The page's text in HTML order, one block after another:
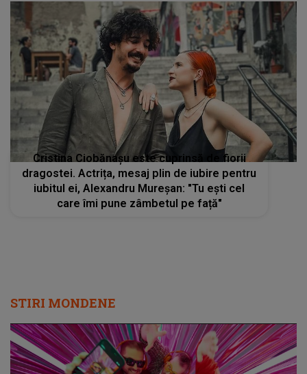
Cristina Ciobănașu este cuprinsă de fiorii
dragostei. Actrița, mesaj plin de iubire pentru
iubitul ei, Alexandru Mureșan: "Tu ești cel
care îmi pune zâmbetul pe față"
STIRI MONDENE